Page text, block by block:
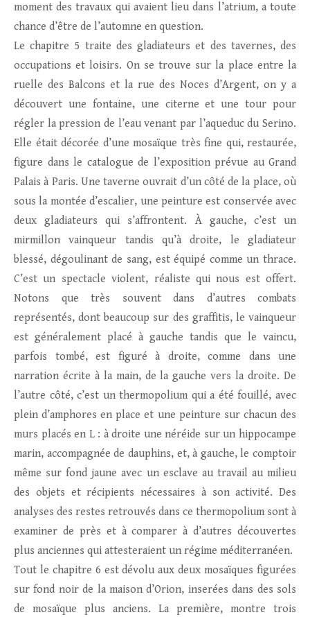
moment des travaux qui avaient lieu dans l’atrium, a toute
chance d’être de l’automne en question.
Le chapitre 5 traite des gladiateurs et des tavernes, des
occupations et loisirs. On se trouve sur la place entre la
ruelle des Balcons et la rue des Noces d’Argent, on y a
découvert une fontaine, une citerne et une tour pour
régler la pression de l’eau venant par l’aqueduc du Serino.
Elle était décorée d’une mosaïque très fine qui, restaurée,
figure dans le catalogue de l’exposition prévue au Grand
Palais à Paris. Une taverne ouvrait d’un côté de la place, où
sous la montée d’escalier, une peinture est conservée avec
deux gladiateurs qui s’affrontent. À gauche, c’est un
mirmillon vainqueur tandis qu’à droite, le gladiateur
blessé, dégoulinant de sang, est équipé comme un thrace.
C’est un spectacle violent, réaliste qui nous est offert.
Notons que très souvent dans d’autres combats
représentés, dont beaucoup sur des graffitis, le vainqueur
est généralement placé à gauche tandis que le vaincu,
parfois tombé, est figuré à droite, comme dans une
narration écrite à la main, de la gauche vers la droite. De
l’autre côté, c’est un thermopolium qui a été fouillé, avec
plein d’amphores en place et une peinture sur chacun des
murs placés en L : à droite une néréide sur un hippocampe
marin, accompagnée de dauphins, et, à gauche, le comptoir
même sur fond jaune avec un esclave au travail au milieu
des objets et récipients nécessaires à son activité. Des
analyses des restes retrouvés dans ce thermopolium sont à
examiner de près et à comparer à d’autres découvertes
plus anciennes qui attesteraient un régime méditerranéen.
Tout le chapitre 6 est dévolu aux deux mosaïques figurées
sur fond noir de la maison d’Orion, inserées dans des sols
de mosaïque plus anciens. La première, montre trois